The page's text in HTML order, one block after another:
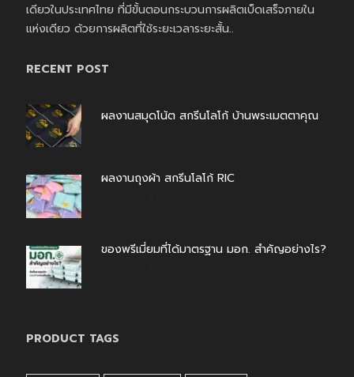
เดียวในประเทศไทย ที่มีขั้นตอนกระบวนการผลิตเบ็ดเสร็จภายใน
แห่งเดียว ด้วยการผลิตที่ใช้ระยะเวลาระยะสั้น..
RECENT POST
ผลงานสมุดโน้ต สกรีนโลโก้ บ้านพระเมตตาคุณ
ผลงานถุงผ้า สกรีนโลโก้ RIC
ของพรีเมี่ยมที่ได้มาตรฐาน มอก. สำคัญอย่างไร?
PRODUCT TAGS